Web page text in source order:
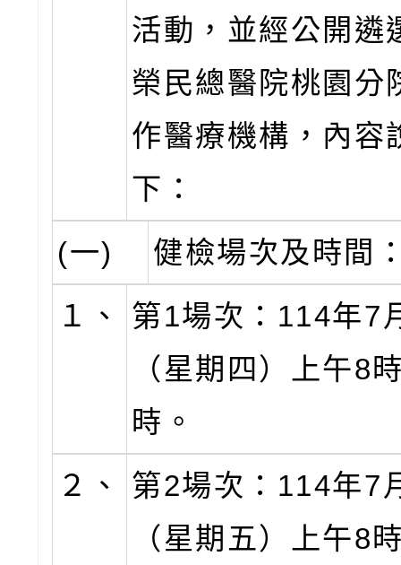
活動，並經公開遴
榮民總醫院桃園分
作醫療機構，內容
下：
(一)
健檢場次及時間
１、
第1場次：114年7
（星期四）上午8
時。
２、
第2場次：114年7
（星期五）上午8